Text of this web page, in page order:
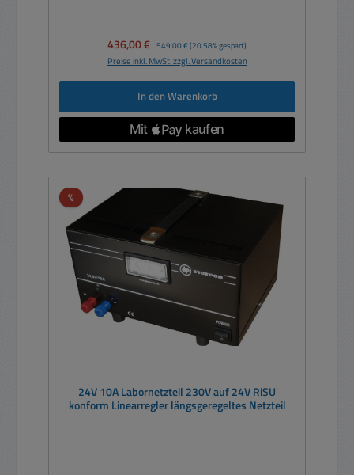
Verkaufspreis:
436,00 € Regulärer Preis:
549,00 € (20.58% gespart)
Preise inkl. MwSt. zzgl. Versandkosten
In den Warenkorb
%Rabatt
24V 10A Labornetzteil 230V auf 24V RiSU
konform Linearregler längsgeregeltes Netzteil